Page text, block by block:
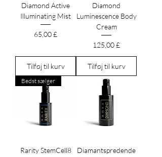
Diamond Active
Illuminating Mist
Pris
65,00 £
Tilføj til kurv
Diamond
Luminescence Body
Cream
Pris
125,00 £
Tilføj til kurv
Bedst sælger
Rarity StemCell8
Diamantspredende